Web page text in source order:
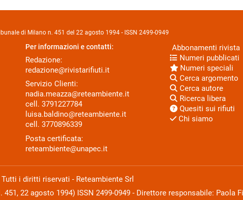
di Milano n. 451 del 22 agosto 1994 - ISSN 2499-0949
Per informazioni e contatti:
Redazione:
redazione@rivistarifiuti.it
Servizio Clienti:
nadia.meazza@reteambiente.it
cell. 3791227784
luisa.baldino@reteambiente.it
cell. 3770896339
Posta certificata:
reteambiente@unapec.it
Abbonamenti rivista
Numeri pubblicati
Numeri speciali
Cerca argomento
Cerca autore
Ricerca libera
Quesiti sui rifiuti
Chi siamo
i diritti riservati - Reteambiente Srl
22 agosto 1994) ISSN 2499-0949 - Direttore responsabile: Paola